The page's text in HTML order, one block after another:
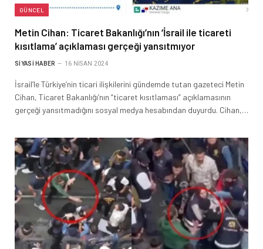
GÜNCEL
Metin Cihan: Ticaret Bakanlığı’nın ‘İsrail ile ticareti
kısıtlama’ açıklaması gerçeği yansıtmıyor
SIYASI HABER 16 NISAN 2024
İsrail’le Türkiye’nin ticari ilişkilerini gündemde tutan gazeteci Metin
Cihan, Ticaret Bakanlığı’nın “ticaret kısıtlaması” açıklamasının
gerçeği yansıtmadığını sosyal medya hesabından duyurdu. Cihan,…